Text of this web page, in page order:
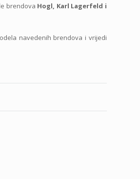
brendova Hogl, Karl Lagerfeld i
navedenih brendova i vrijedi